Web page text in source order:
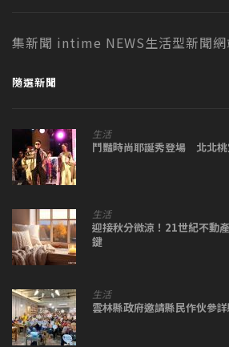
集新聞 intime NEWS生活型新聞網
隨選新聞
生活
鬥豔時尚耶誕秀登場 北北
生活
迎接秋分微涼！21世紀不動
鍵
生活
雲林縣政府邀請縣民作伙參